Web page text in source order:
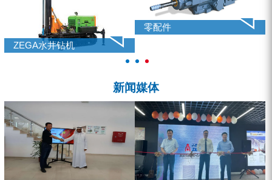
锚固钻机系列
FY水井钻车系列
水井专用螺杆空压机
雾炮机
洗轮机
ZEGA水井钻机
零配件
新闻媒体